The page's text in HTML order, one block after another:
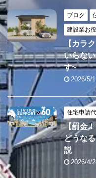
ブログ
建設業お
【カラ
いらな
す~
2026/5/
住宅申請
【罰金
どうな
説
2026/4/